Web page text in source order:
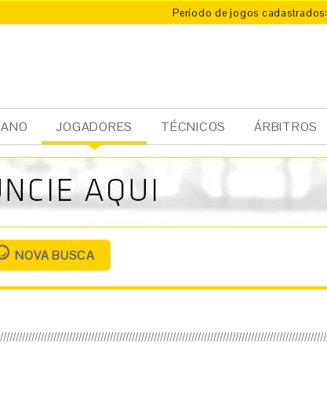
Período de jogos cadastrados:
ANO JOGADORES TÉCNICOS ÁRBITROS
cia
l
NOVA BUSCA